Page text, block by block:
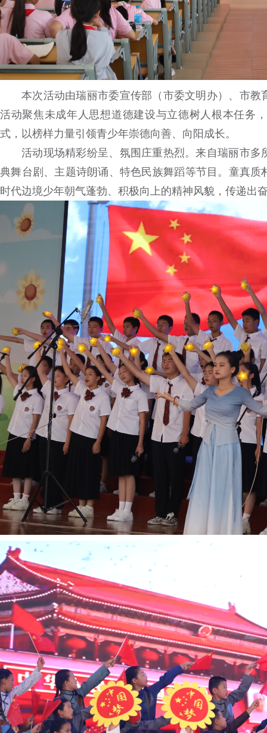
本次活动由瑞丽市委宣传部（市委文明办）、市
活动聚焦未成年人思想道德建设与立德树人根本任务
式，以榜样力量引领青少年崇德向善、向阳成长。
活动现场精彩纷呈、氛围庄重热烈。来自瑞丽市
典舞台剧、主题诗朗诵、特色民族舞蹈等节目。童真
时代边境少年朝气蓬勃、积极向上的精神风貌，传递出